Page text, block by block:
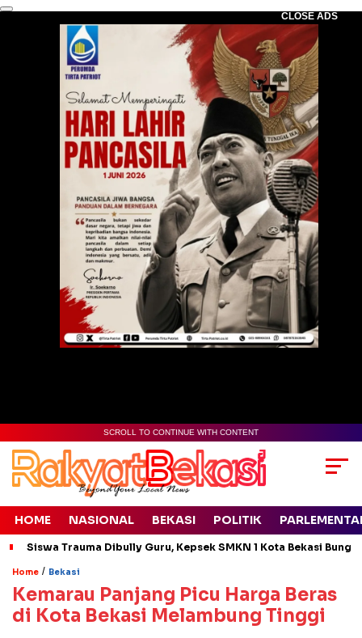
CLOSE ADS
SCROLL TO CONTINUE WITH CONTENT
HOME NASIONAL BEKASI POLITIK
Siswa Trauma Dibully Guru, Kepsek SMKN 1 Kota Bekasi
Home / Bekasi
Kemarau Panjang Picu Harga Beras
di Kota Bekasi Melambung Tinggi